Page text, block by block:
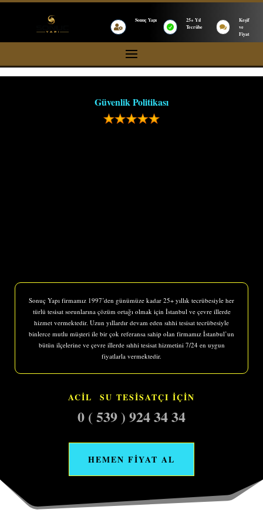

Sonuç Yapı

25+ Yıl
Tecrübe

Keşif
ve
Fiyat
Güvenlik Politikası
Sonuç Yapı firmamız 1997’den günümüze kadar 25+ yıllık tecrübesiyle her
türlü tesisat sorunlarına çözüm ortağı olmak için İstanbul ve çevre illerde
hizmet vermektedir. Uzun yıllardır devam eden sıhhi tesisat tecrübesiyle
binlerce mutlu müşteri ile bir çok referansa sahip olan firmamız İstanbul’un
bütün ilçelerine ve çevre illerde sıhhi tesisat hizmetini 7/24 en uygun
fiyatlarla vermektedir.
ACİL SU TESİSATÇI İÇİN
0 ( 539 ) 924 34 34
HEMEN FİYAT AL